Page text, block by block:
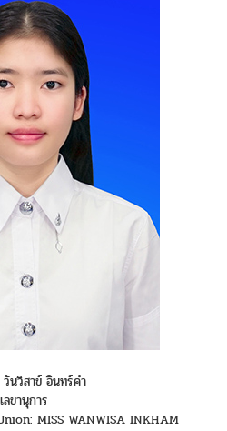
วันวิสาข์ อินทร์คำ
เลขานุการ
MISS WANWISA INKHAM